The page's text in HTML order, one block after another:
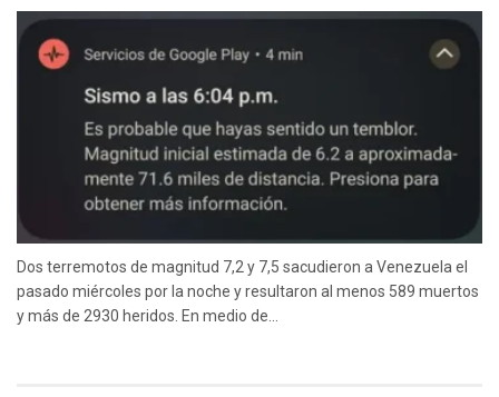
Dos terremotos de magnitud 7,2 y 7,5 sacudieron a Venezuela el
pasado miércoles por la noche y resultaron al menos 589 muertos
y más de 2930 heridos. En medio de...